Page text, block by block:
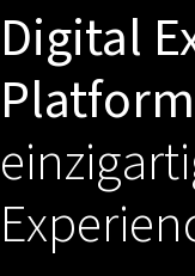
Digital
Platform